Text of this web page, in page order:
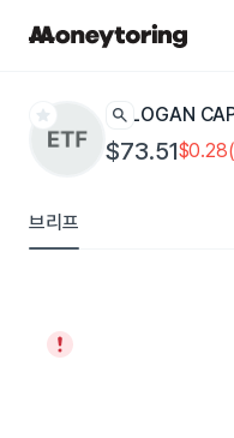
star search LOGAN
$73.51
브리프